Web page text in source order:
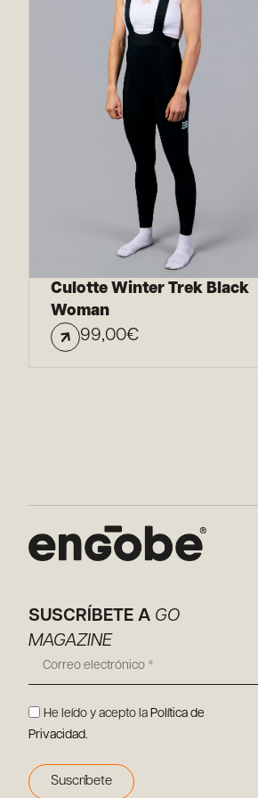
Culotte Winter Trek Black
Woman
99,00€
SUSCRÍBETE A GO
MAGAZINE
He leído y acepto la Política de
Privacidad.
Suscríbete